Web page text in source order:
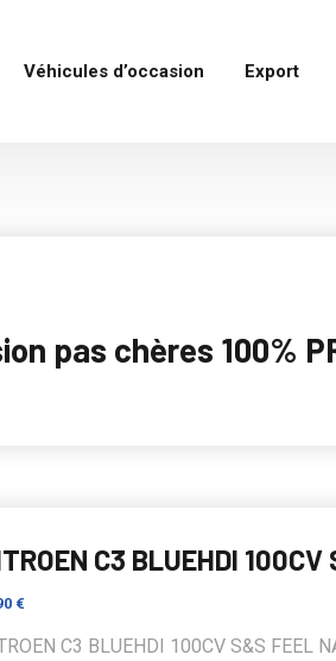
Véhicules d’occasion Export
pas chères 100%
C3 BLUEHDI
€
C3 BLUEHDI 100CV S&S FEEL